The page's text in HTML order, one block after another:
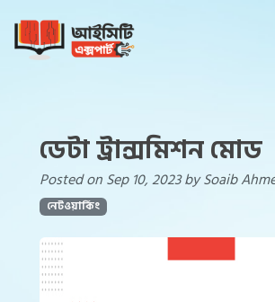
ডেটা ট্রান্সমিশন মোড
Posted on Sep 10, 2023 by Soaib
নেটওয়ার্কিং